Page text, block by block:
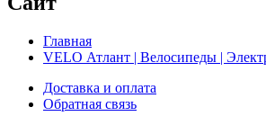
Главная
VELO Атлант | Велосипеды |
Доставка и оплата
Обратная связь